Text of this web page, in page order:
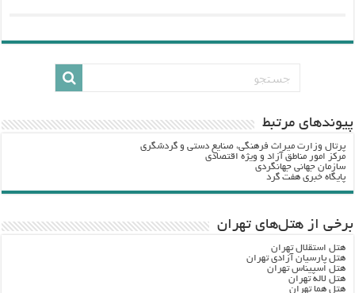
پيوندهاي مرتبط
پرتال وزارت ميراث فرهنگي، صنایع دستی و گردشگري
مرکز امور مناطق آزاد و ویژه اقتصادی
سازمان جهانی جهانگردی
پایگاه خبری هفت گرد
برخی از هتل‌های تهران
هتل استقلال تهران
هتل پارسیان آزادی تهران
هتل اسپیناس تهران
هتل لاله تهران
هتل هما تهران